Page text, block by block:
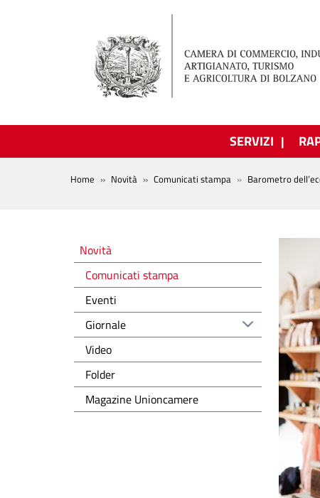
SERVIZI
BREADCRUMB
Home Novità Comunicati stampa Barometro
Novità
Novità
Comunicati stampa
Eventi
Giornale
Video
Folder
Magazine Unioncamere